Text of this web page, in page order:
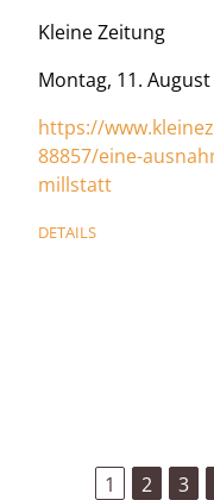
Kleine Zeitung
Montag, 11.
https://
88857/eine-
millstatt
DETAILS
Aktuelle
1 Seite
2 3